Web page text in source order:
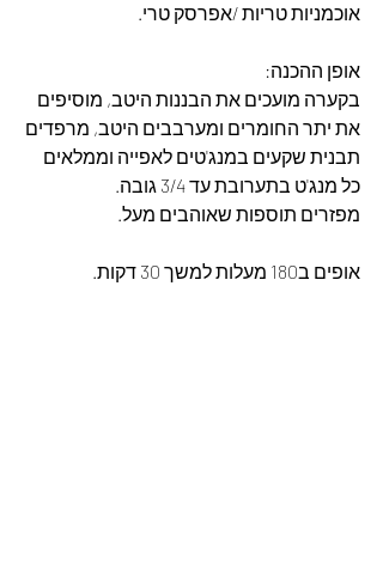
אוכמניות טריות /אפרסק טרי.
אופן ההכנה:
בקערה מועכים את הבננות היטב, מוסיפים
את יתר החומרים ומערבבים היטב, מרפדים
תבנית שקעים במנג'טים לאפייה וממלאים
כל מנג'ט בתערובת עד 3/4 גובה.
מפזרים תוספות שאוהבים מעל.
אופים ב180 מעלות למשך 30 דקות.